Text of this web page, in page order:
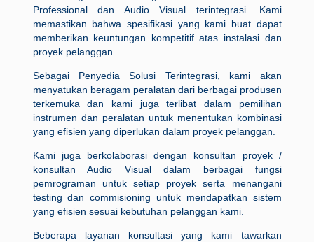
Professional dan Audio Visual terintegrasi. Kami
memastikan bahwa spesifikasi yang kami buat dapat
memberikan keuntungan kompetitif atas instalasi dan
proyek pelanggan.
Sebagai Penyedia Solusi Terintegrasi, kami akan
menyatukan beragam peralatan dari berbagai produsen
terkemuka dan kami juga terlibat dalam pemilihan
instrumen dan peralatan untuk menentukan kombinasi
yang efisien yang diperlukan dalam proyek pelanggan.
Kami juga berkolaborasi dengan konsultan proyek /
konsultan Audio Visual dalam berbagai fungsi
pemrograman untuk setiap proyek serta menangani
testing dan commisioning untuk mendapatkan sistem
yang efisien sesuai kebutuhan pelanggan kami.
Beberapa layanan konsultasi yang kami tawarkan